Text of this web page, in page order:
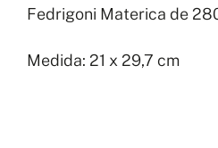
Fedrigoni Materica de
Medida: 21 x 29,7 cm